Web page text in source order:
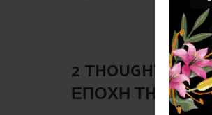
2 THOUGHTS ON “
ΕΠΟΧΉ ΤΗΣ